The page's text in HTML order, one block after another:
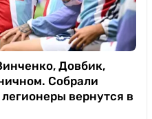
Довбик,
Собрали
вернутся в